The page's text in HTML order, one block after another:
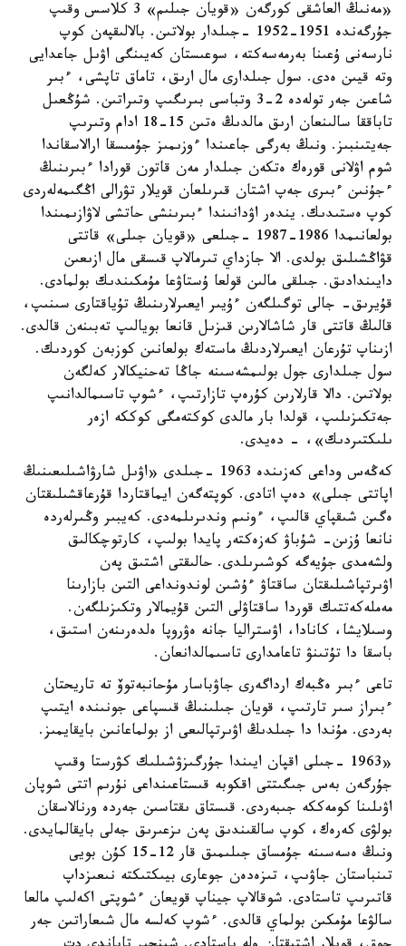
«مەنىڭ العاشقى كورگەن «قويان جىلىم» 3 كلاسس وقىپ
جۇرگەندە 1951-1952 -جىلدار بولاتىن. بالالىقپەن كوپ
نارسەنى ۇعىنا بەرمەسەكتە، سوعىستان كەيىنگى اۋىل جاعدايى
وتە قيىن ەدى. سول جىلدارى مال ارىق، تاماق تاپشى، ءبىر
شاعىن جەر تولەدە 2-3 وتباسى بىرىگىپ وتىراتىن. شۇڭعىل
تاباققا سالىنعان ارىق مالدىڭ ەتىن 15-18 ادام وتىرىپ
جەيتىنبىز. ونىڭ بەرگى جاعىندا ءوزىمىز جۇمىسقا ارالاسقاندا
شوم اۋلانى قورەك ەتكەن جىلدار مەن قاتون قورادا ءبىرىنىڭ
ءجۇنىن ءبىرى جەپ اشتان قىرىلعان قويلار تۋرالى اڭگىمەلەردى
كوپ ەستىدىك. يندەر اۋدانىندا ءبىرىنشى حاتشى لاۋازىمىندا
بولعانىمدا 1986-1987 -جىلعى «قويان جىلى» قاتتى
قۋاڭشىلىق بولدى. الا جازداي تىرمالاپ قىسقى مال ازىعىن
دايىندادىق. جىلقى مالىن قولعا ۇستاۋعا مۇمكىندىك بولمادى.
قۇيرىق- جالى توگىلگەن ءۇيىر ايعىرلارىنىڭ تۇياقتارى سىنىپ،
قالىڭ قاتتى قار شاشالارىن قىزىل قانعا بويالىپ تەبىنەن قالدى.
ازىناپ تۇرعان ايعىرلاردىڭ ماستەك بولعانىن كوزبەن كوردىك.
سول جىلدارى جول بولىمشەسىنە جاڭا تەحنيكالار كەلگەن
بولاتىن. دالا قارلارىن كۇرەپ تازارتىپ، ءشوپ تاسىمالدانىپ
جەتكىزىلىپ، قولدا بار مالدى كوكتەمگى كوككە ازەر
ىلىكتىردىك»، - دەيدى.
كەڭەس وداعى كەزىندە 1963 -جىلدى «اۋىل شارۋاشىلىعىنىڭ
اپاتتى جىلى» دەپ اتادى. كوپتەگەن ايماقتاردا قۇرعاقشىلىقتان
ەگىن شىقپاي قالىپ، ءونىم وندىرىلمەدى. كەيبىر وڭىرلەردە
نانعا ۇزىن- شۇباۋ كەزەكتەر پايدا بولىپ، كارتوچكالىق
ولشەمدى جۇيەگە كوشىرىلدى. حالىقتى اشتىق پەن
اۋىرتپاشىلىقتان ساقتاۋ ءۇشىن لوندونداعى التىن بازارىنا
مەملەكەتتىك قوردا ساقتاۋلى التىن قۇيمالار وتكىزىلگەن.
وسىلايشا، كانادا، اۋستراليا جانە ەۋروپا ەلدەرىنەن استىق،
باسقا دا تۇتىنۋ تاعامدارى تاسىمالدانعان.
تاعى ءبىر ەڭبەك ارداگەرى جاۋباسار مۇحانبەتوۆ تە تاريحتان
ءبىراز سىر تارتىپ، قويان جىلىنىڭ قىسپاعى جونىندە ايتىپ
بەردى. مۇندا دا جىلدىڭ اۋىرتپالىعى از بولماعانىن بايقايمىز.
«1963 -جىلى اقپان ايىندا جۇرگىزۋشىلىك كۋرستا وقىپ
جۇرگەن بەس جىگىتتى اقكوبە قىستاعىنداعى نۇرىم اتتى شوپان
اۋىلىنا كومەككە جىبەردى. قىستاق ىقتاسىن جەردە ورنالاسقان
بولۋى كەرەك، كوپ سالقىندىق پەن ىزعىرىق جەلى بايقالمايدى.
ونىڭ ەسەسىنە جۇمساق جىلىمىق قار 12-15 كۇن بويى
تىنباستان جاۋىپ، تىزەدەن جوعارى بيىكتىكتە نىعىزداپ
قاتىرىپ تاستادى. شوقالاپ جيناپ قويعان ءشوپتى اكەلىپ مالعا
سالۋعا مۇمكىن بولماي قالدى. ءشوپ كەلسە مال شىعاراتىن جەر